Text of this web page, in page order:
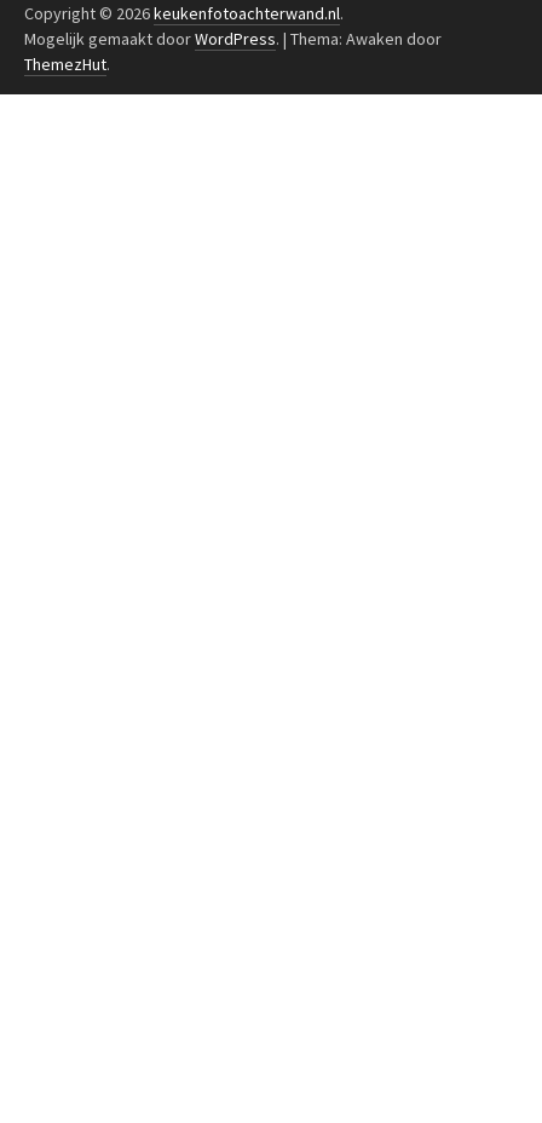
Copyright © 2026keukenfotoachterwand.nl.
Mogelijk gemaakt doorWordPress. | Thema: Awaken door
ThemezHut.